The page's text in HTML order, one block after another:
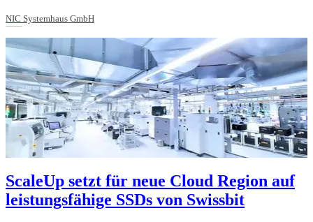
NIC Systemhaus GmbH
ScaleUp setzt für neue Cloud Region auf
leistungsfähige SSDs von Swissbit